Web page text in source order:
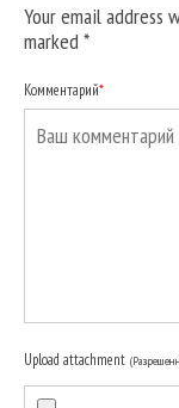
Your email address
marked*
Комментарий*
Upload attachment